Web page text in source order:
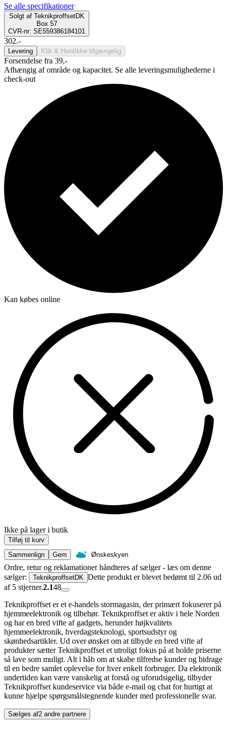
Se alle specifikationer
Solgt af TeknikproffsetDK
Box 57
CVR-nr: SE559386184101
302.-
Levering Klik & Hent Ikke tilgængelig
Forsendelse fra 39,-
Afhængig af område og kapacitet. Se alle leveringsmulighederne i
check-out
Kan købes online
Ikke på lager i butik
Tilføj til kurv
Sammenlign
Gem Ønskeskyen
Ordre, retur og reklamationer håndteres af sælger - læs om denne
sælger:
TeknikproffsetDK Dette produkt er blevet bedømt til 2.06 ud
af 5 stjerner.2.148
Teknikproffset er et e-handels stormagasin, der primært fokuserer på
hjemmeelektronik og tilbehør. Teknikproffset er aktiv i hele Norden
og har en bred vifte af gadgets, herunder højkvalitets
hjemmeelektronik, hverdagsteknologi, sportsudstyr og
skønhedsartikler. Ud over ønsket om at tilbyde en bred vifte af
produkter sætter Teknikproffset et utroligt fokus på at holde priserne
så lave som muligt. Alt i håb om at skabe tilfredse kunder og bidrage
til en bedre samlet oplevelse for hver enkelt forbruger. Da elektronik
undertiden kan være vanskelig at forstå og uforudsigelig, tilbyder
Teknikproffset kundeservice via både e-mail og chat for hurtigt at
kunne hjælpe spørgsmålstegnende kunder med professionelle svar.
Sælges af2 andre partnere